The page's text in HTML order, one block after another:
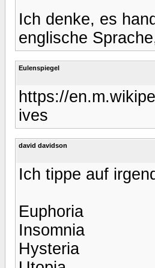
Ich denke, es
englische
Eulenspiegel
https://
ives
david davidson
Ich tippe auf
Euphoria
Insomnia
Hysteria